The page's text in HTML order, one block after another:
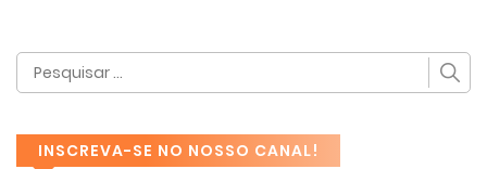
INSCREVA-SE NO NOSSO CANAL!